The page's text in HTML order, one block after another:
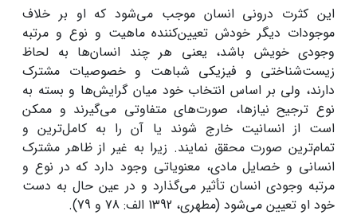
این کثرت درونی انسان موجب می‌شود که او بر خلاف
موجودات دیگر خودش تعیین‌کننده ماهیت و نوع و مرتبه
وجودی خویش باشد، یعنی هر چند انسان‌ها به لحاظ
زیست‌شناختی و فیزیکی شباهت و خصوصیات مشترک
دارند، ولی بر اساس انتخاب خود میان گرایش‌ها و بسته به
نوع ترجیح نیازها، صورت‌های متفاوتی می‌گیرند و ممکن
است از انسانیت خارج شوند یا آن را به کامل‌ترین و
تمام‌ترین صورت محقق نمایند. زیرا به غیر از ظاهر مشترک
انسانی و خصایل مادی، معنویاتی وجود دارد که در نوع و
مرتبه وجودی انسان تأثیر می‌گذارد و در عین حال به دست
خود او تعیین می‌شود (مطهری، 1392 الف: 78 و 79).